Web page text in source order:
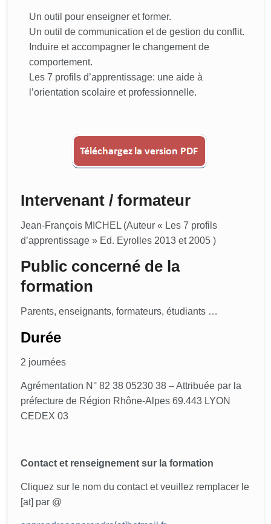
Un outil pour enseigner et former.
Un outil de communication et de gestion du conflit.
Induire et accompagner le changement de
comportement.
Les 7 profils d’apprentissage: une aide à
l’orientation scolaire et professionnelle.
Intervenant / formateur
Jean-François MICHEL (Auteur « Les 7 profils
d’apprentissage » Ed. Eyrolles 2013 et 2005 )
Public concerné de la
formation
Parents, enseignants, formateurs, étudiants …
Durée
2 journées
Agrémentation N° 82 38 05230 38 – Attribuée par la
préfecture de Région Rhône-Alpes 69.443 LYON
CEDEX 03
Contact et renseignement sur la formation
Cliquez sur le nom du contactet veuillez remplacer le
[at] par @